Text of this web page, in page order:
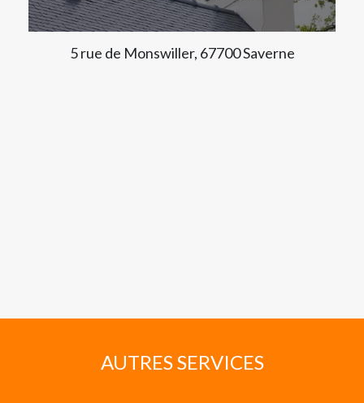
5 rue de Monswiller, 67700 Saverne
AUTRES SERVICES